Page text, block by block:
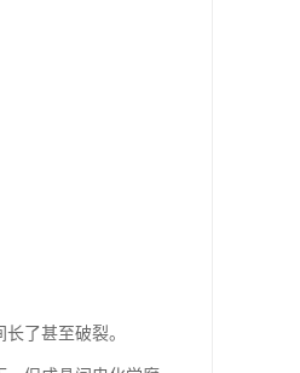
了甚至破裂。